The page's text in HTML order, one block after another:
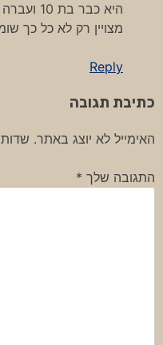
היא כבר
מצויין רק לא כל כך
Reply
כתיבת תגובה
האימייל לא יוצג באתר.
התגובה שלך *